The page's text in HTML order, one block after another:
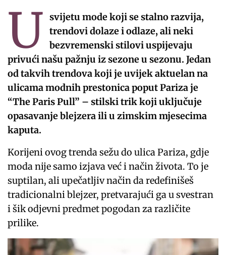
U svijetu mode koji se stalno razvija,
trendovi dolaze i odlaze, ali neki
bezvremenski stilovi uspijevaju
privući našu pažnju iz sezone u sezonu. Jedan
od takvih trendova koji je uvijek aktuelan na
ulicama modnih prestonica poput Pariza je
“The Paris Pull” – stilski trik koji uključuje
opasavanje blejzera ili u zimskim mjesecima
kaputa.
Korijeni ovog trenda sežu do ulica Pariza, gdje
moda nije samo izjava već i način života. To je
suptilan, ali upečatljiv način da redefinišeš
tradicionalni blejzer, pretvarajući ga u svestran
i šik odjevni predmet pogodan za različite
prilike.